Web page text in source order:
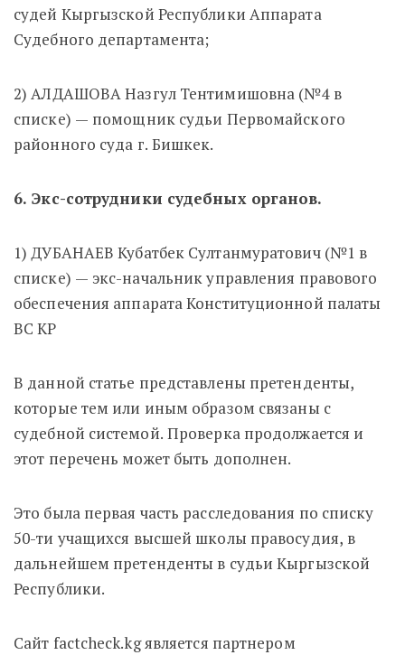
судей Кыргызской Республики Аппарата
Судебного департамента;
2) АЛДАШОВА Назгул Тентимишовна (№4 в
списке) — помощник судьи Первомайского
районного суда г. Бишкек.
6. Экс-сотрудники судебных органов.
1) ДУБАНАЕВ Кубатбек Султанмуратович (№1 в
списке) — экс-начальник управления правового
обеспечения аппарата Конституционной палаты
ВС КР
В данной статье представлены претенденты,
которые тем или иным образом связаны с
судебной системой. Проверка продолжается и
этот перечень может быть дополнен.
Это была первая часть расследования по списку
50-ти учащихся высшей школы правосудия, в
дальнейшем претенденты в судьи Кыргызской
Республики.
Сайт factcheck.kg является партнером